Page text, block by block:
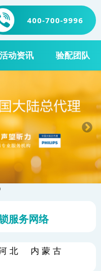
400-700-9996
活动资讯 验配团队
服务网络
北
内蒙古